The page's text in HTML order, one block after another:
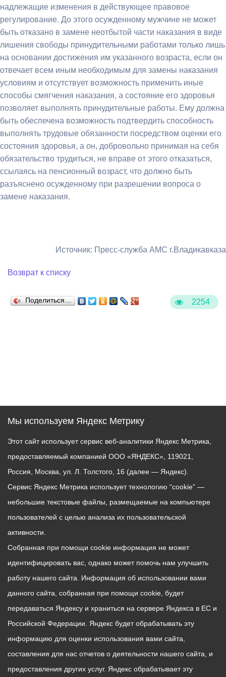
2254
надлежащие изменения в действующее правовое
регулирование. До этого осужденному мужчине не может
быть отказано в замене неотбытой части наказания в виде
лишения свободы принудительными работами только лишь
на основании достижения им указанного возраста, если он
отвечает всем иным необходимым для замены наказания
условиям и отсутствует возможность применить иные
способы смягчения наказания, а состояние его здоровья
позволяет выполнять принудительные работы. Ему должна
быть обеспечена возможность подтвердить способность
выполнять трудовые обязанности посредством оценки его
состояния здоровья, а он, добровольно принимая на себя
обязательство трудиться, не вправе от этого отказаться,
ссылаясь на пенсионный возраст, что должно быть
разъяснено осужденному при разрешении вопроса о
замене наказания.
Источник: Пресс-служба АМС г.Владикавказа
Возврат к списку
Поделиться…
Мы используем Яндекс Метрику
Этот сайт использует сервис веб-аналитики Яндекс Метрика,
предоставляемый компанией ООО «ЯНДЕКС», 119021,
Россия, Москва, ул. Л. Толстого, 16 (далее — Яндекс).
Сервис Яндекс Метрика использует технологию “cookie” —
небольшие текстовые файлы, размещаемые на компьютере
пользователей с целью анализа их пользовательской
активности.
Собранная при помощи cookie информация не может
идентифицировать вас, однако может помочь нам улучшить
работу нашего сайта. Информация об использовании вами
данного сайта, собранная при помощи cookie, будет
передаваться Яндексу и храниться на сервере Яндекса в ЕС и
Российской Федерации. Яндекс будет обрабатывать эту
информацию для оценки использования вами сайта,
составления для нас отчетов о деятельности нашего сайта, и
предоставления других услуг. Яндекс обрабатывает эту